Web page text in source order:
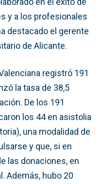
y a los profesionales
destacado el gerente
de Alicante.
registró 191
la tasa de 38,5
De los 191
los 44 en asistolia
una modalidad de
y que, si en
las donaciones, en
Además, hubo 20